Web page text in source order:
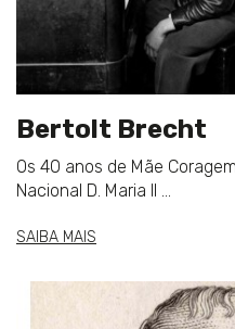
Bertolt Brecht
Os 40 anos de Mãe
Nacional D. Maria II ...
SAIBA MAIS